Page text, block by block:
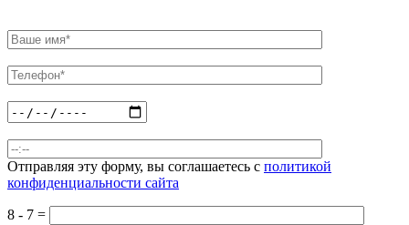
Отправляя эту форму, вы соглашаетесь с политикой
конфиденциальности сайта
8 - 7 =